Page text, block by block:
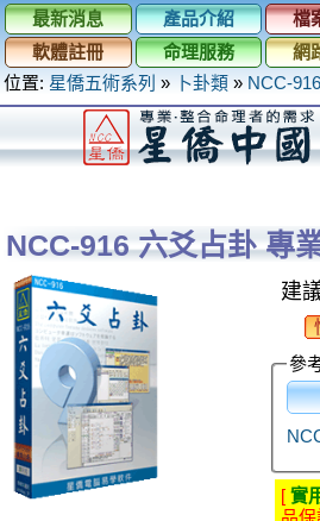
最新消息 產品介紹 檔
軟體註冊
命理服務 網
位置: 星僑五術系列 » 卜卦類 » NCC-
NCC-916 六爻占卦 專
建
參
[實
品